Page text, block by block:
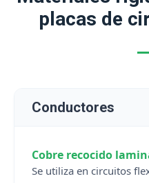
placas de
Conductores
Cobre recocido
Se utiliza en circuitos